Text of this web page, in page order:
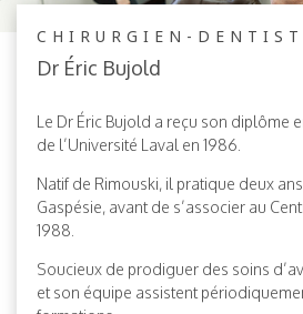
CHIRURGIEN-
Dr Éric Bujold
Le Dr Éric Bujold a reçu son diplôme
de l’Université Laval en 1986.
Natif de Rimouski, il pratique deux
Gaspésie, avant de s’associer au
1988.
Soucieux de prodiguer des soins
et son équipe assistent